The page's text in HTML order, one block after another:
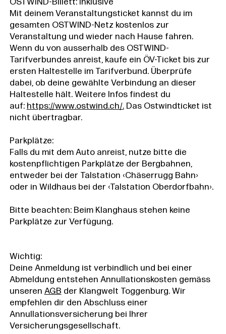
OSTWIND-Billett: inklusive
Mit deinem Veranstaltungsticket kannst du im
gesamten OSTWIND-Netz kostenlos zur
Veranstaltung und wieder nach Hause fahren.
Wenn du von ausserhalb des OSTWIND-
Tarifverbundes anreist, kaufe ein ÖV-Ticket bis zur
ersten Haltestelle im Tarifverbund. Überprüfe
dabei, ob deine gewählte Verbindung an dieser
Haltestelle hält. Weitere Infos findest du
auf: https://www.ostwind.ch/.Das Ostwindticket ist
nicht übertragbar.
Parkplätze:
Falls du mit dem Auto anreist, nutze bitte die
kostenpflichtigen Parkplätze der Bergbahnen,
entweder bei der Talstation ‹Chäserrugg Bahn›
oder in Wildhaus bei der ‹Talstation Oberdorfbahn›.
Bitte beachten: Beim Klanghaus stehen keine
Parkplätze zur Verfügung.
Wichtig:
Deine Anmeldung ist verbindlich und bei einer
Abmeldung entstehen Annullationskosten gemäss
unseren AGB der Klangwelt Toggenburg. Wir
empfehlen dir den Abschluss einer
Annullationsversicherung bei Ihrer
Versicherungsgesellschaft.